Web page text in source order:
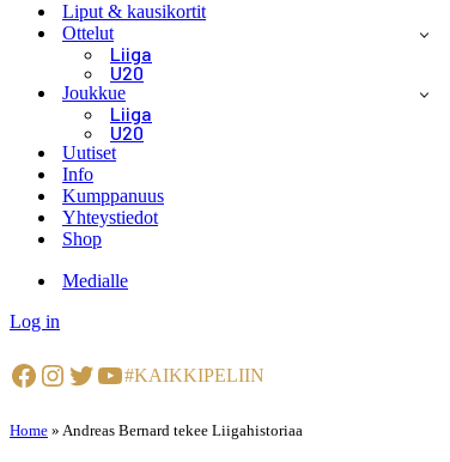
Liput & kausikortit
Ottelut
Liiga
U20
Joukkue
Liiga
U20
Uutiset
Info
Kumppanuus
Yhteystiedot
Shop
Medialle
Log in
Facebook
Instagram
Twitter
YouTube
#KAIKKIPELIIN
Home » Andreas Bernard tekee Liigahistoriaa